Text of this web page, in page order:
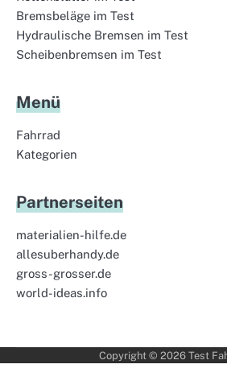
Bremsbeläge im Test
Hydraulische Bremsen im Test
Scheibenbremsen im Test
Menü
Fahrrad
Kategorien
Partnerseiten
materialien-hilfe.de
allesuberhandy.de
gross-grosser.de
world-ideas.info
Copyright © 2026 Test